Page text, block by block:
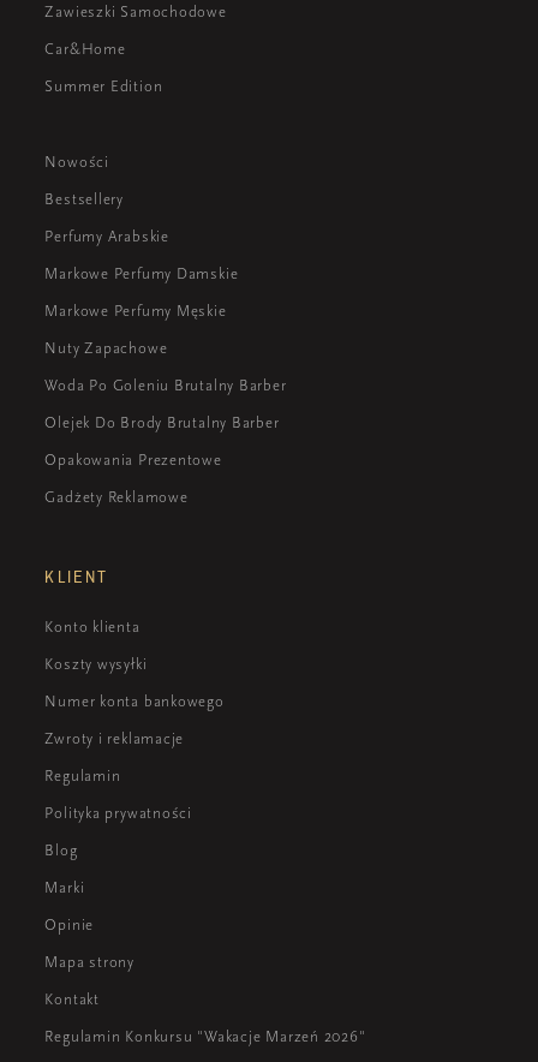
Zawieszki Samochodowe
Car&Home
Summer Edition
Nowości
Bestsellery
Perfumy Arabskie
Markowe Perfumy Damskie
Markowe Perfumy Męskie
Nuty Zapachowe
Woda Po Goleniu Brutalny Barber
Olejek Do Brody Brutalny Barber
Opakowania Prezentowe
Gadżety Reklamowe
KLIENT
Konto klienta
Koszty wysyłki
Numer konta bankowego
Zwroty i reklamacje
Regulamin
Polityka prywatności
Blog
Marki
Opinie
Mapa strony
Kontakt
Regulamin Konkursu "Wakacje Marzeń 2026"